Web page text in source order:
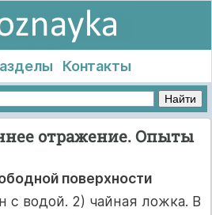
Контакты
отражение. Опыты
поверхности
с водой. 2) чайная ложка. В